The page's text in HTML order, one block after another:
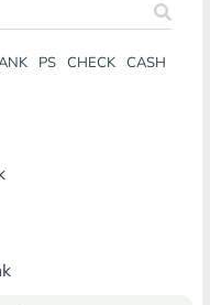
PS CHECK CASH